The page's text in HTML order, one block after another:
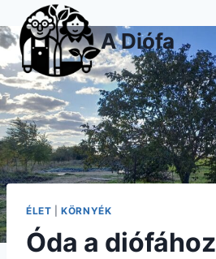
to
content
A Diófa
ÉLET |KÖRNYÉK
Óda a diófához